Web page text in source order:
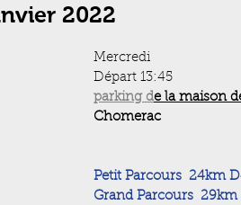
2022
Mercredi
Départ 13:45
parking de la maison
Chomerac
Petit Parcours  24km
Grand Parcours